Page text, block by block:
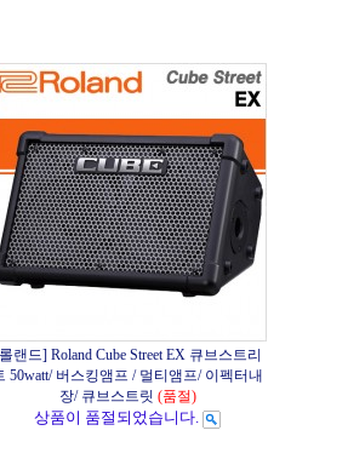
랜드] Roland Cube Street EX 큐브스트리
50watt/ 버스킹앰프 / 멀티앰프/ 이펙터내
장/ 큐브스트릿 (품절)
상품이 품절되었습니다.